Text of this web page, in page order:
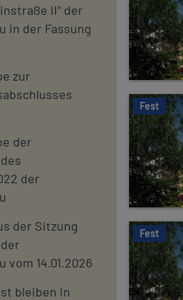
II“ der
in der Fassung
zur
der
der
der Sitzung
14.01.2026
bleiben in
Fest
Fest